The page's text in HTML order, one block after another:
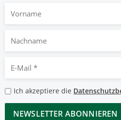
Nachname
Mail
*
Datenschutzbestimmungen
*
Ich akzeptiere die
CAPTCHA